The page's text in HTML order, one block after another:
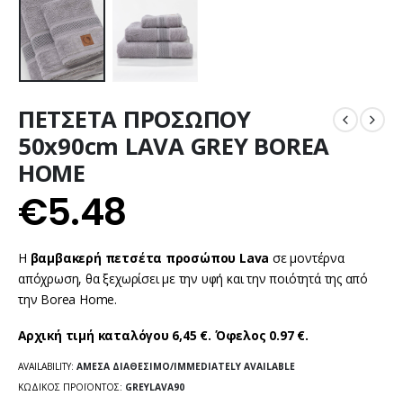
ΠΕΤΣΕΤΑ ΠΡΟΣΩΠΟΥ
50x90cm LAVA GREY BOREA
HOME
€5.48
Η βαμβακερή πετσέτα προσώπου Lavaσε μοντέρνα
απόχρωση, θα ξεχωρίσει με την υφή και την ποιότητά της από
την Borea Home.
Αρχική τιμή καταλόγου 6,45 €. Όφελος 0.97 €.
AVAILABILITY: ΆΜΕΣΑ ΔΙΑΘΈΣΙΜΟ/IMMEDIATELY AVAILABLE
ΚΩΔΙΚΌΣ ΠΡΟΪΌΝΤΟΣ: GREYLAVA90